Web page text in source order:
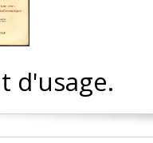
d'usage.‎